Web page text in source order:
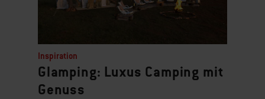
Inspiration
Glamping: Luxus Camping mit
Genuss